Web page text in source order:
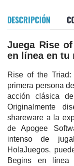
DESCRIPCIÓN
Juega Rise
en línea en tu
Rise of the
primera persona
acción clásica
Originalmente
shareware a la
de Apogee
intenso de
HolaJuegos,
Begins en línea